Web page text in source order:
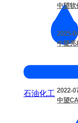
石油化工
中望软
2025-
中望亮
2022-
中望